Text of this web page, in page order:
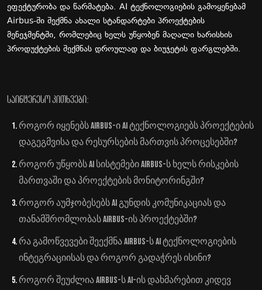
ეფექტურობა და წარმატება. AI ტექნოლოგიების გამოყენებამ
Airbus-ში შექმნა ახალი სტანდარტები პროექტების
მენეჯმენტში, რომლებიც ხელს უწყობენ მაღალი ხარისხის
პროდუქტების შექმნას დროულად და ბიუჯეტის ფარგლებში.
საინტერესო კითხვები:
როგორ იყენებს Airbus-ი AI ტექნოლოგიებს პროექტების
დაგეგმვისა და რესურსების მართვის პროცესებში?
როგორ უწყობს AI სისტემები Airbus-ს ხელს რისკების
მართვაში და პროექტების მონიტორინგში?
როგორ აუმჯობესებს AI გუნდის კომუნიკაციას და
თანამშრომლობას Airbus-ის პროექტებში?
რა გამოწვევები შეექმნა Airbus-ს AI ტექნოლოგიების
ინტეგრაციისას და როგორ გადაჭრეს ისინი?
როგორ შეუძლია Airbus-ს AI-ის დახმარებით კიდევ